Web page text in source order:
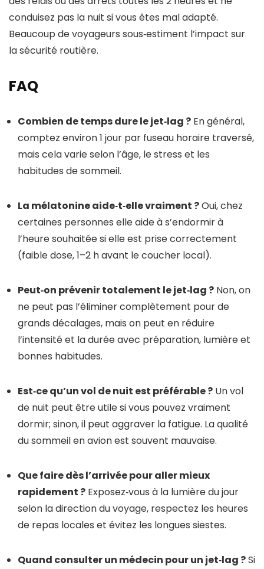
conduisez pas la nuit si vous êtes mal adapté.
Beaucoup de voyageurs sous‑estiment l’impact sur
la sécurité routière.
FAQ
Combien de temps dure le jet‑lag ? En général,
comptez environ 1 jour par fuseau horaire traversé,
mais cela varie selon l’âge, le stress et les
habitudes de sommeil.
La mélatonine aide‑t‑elle vraiment ?Oui, chez
certaines personnes elle aide à s’endormir à
l’heure souhaitée si elle est prise correctement
(faible dose, 1–2 h avant le coucher local).
Peut‑on prévenir totalement le jet‑lag ? Non, on
ne peut pas l’éliminer complètement pour de
grands décalages, mais on peut en réduire
l’intensité et la durée avec préparation, lumière et
bonnes habitudes.
Est‑ce qu’un vol de nuit est préférable ? Un vol
de nuit peut être utile si vous pouvez vraiment
dormir; sinon, il peut aggraver la fatigue. La qualité
du sommeil en avion est souvent mauvaise.
Que faire dès l’arrivée pour aller mieux
rapidement ? Exposez‑vous à la lumière du jour
selon la direction du voyage, respectez les heures
de repas locales et évitez les longues siestes.
Quand consulter un médecin pour un jet‑lag ?Si